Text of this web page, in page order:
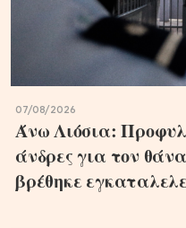
07/08/2026
Άνω Λιόσια:
άνδρες για τον
βρέθηκε